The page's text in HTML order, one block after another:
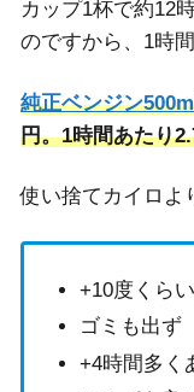
カップ1杯で約12
のですから、1時
純正ベンジン
円。1時間あたり
使い捨てカイロよ
+10度くら
ゴミも出ず
+4時間多く